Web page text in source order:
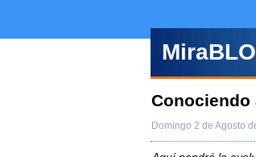
Conociendo
Domingo 2 de Agosto